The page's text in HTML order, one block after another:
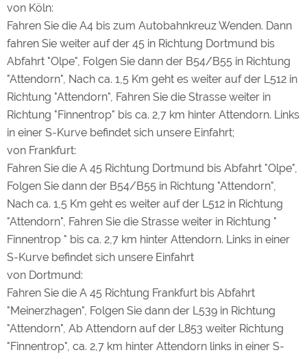
von Köln:
Fahren Sie die A4 bis zum Autobahnkreuz Wenden. Dann
fahren Sie weiter auf der 45 in Richtung Dortmund bis
Abfahrt "Olpe", Folgen Sie dann der B54/B55 in Richtung
"Attendorn", Nach ca. 1,5 Km geht es weiter auf der L512 in
Richtung "Attendorn", Fahren Sie die Strasse weiter in
Richtung "Finnentrop" bis ca. 2,7 km hinter Attendorn. Links
in einer S-Kurve befindet sich unsere Einfahrt;
von Frankfurt:
Fahren Sie die A 45 Richtung Dortmund bis Abfahrt "Olpe",
Folgen Sie dann der B54/B55 in Richtung "Attendorn",
Nach ca. 1,5 Km geht es weiter auf der L512 in Richtung
"Attendorn", Fahren Sie die Strasse weiter in Richtung "
Finnentrop " bis ca. 2,7 km hinter Attendorn. Links in einer
S-Kurve befindet sich unsere Einfahrt
von Dortmund:
Fahren Sie die A 45 Richtung Frankfurt bis Abfahrt
"Meinerzhagen", Folgen Sie dann der L539 in Richtung
"Attendorn", Ab Attendorn auf der L853 weiter Richtung
"Finnentrop", ca. 2,7 km hinter Attendorn links in einer S-